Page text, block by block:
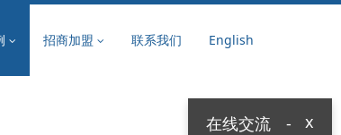
招商加盟 联系我们 English
在线交流 x
-